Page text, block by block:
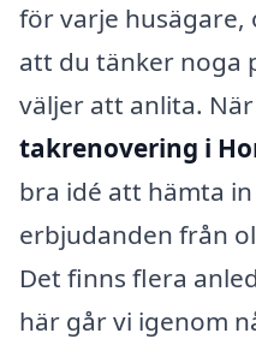
för varje husägare,
att du tänker noga
väljer att anlita.
takrenovering i
bra idé att hämta
erbjudanden från
Det finns flera
här går vi igenom